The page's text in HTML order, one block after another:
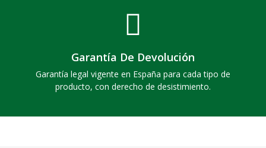
Garantía De Devolución
Garantía legal vigente en España para cada tipo de
producto, con derecho de desistimiento.